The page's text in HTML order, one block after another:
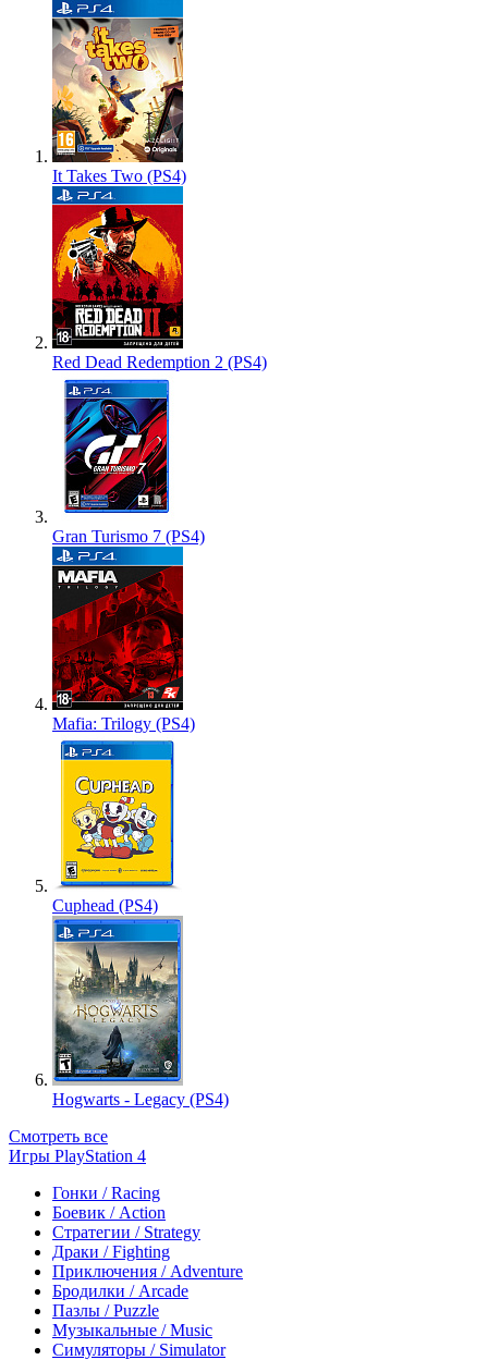
It Takes Two (PS4)
Red Dead Redemption 2 (PS4)
Gran Turismo 7 (PS4)
Mafia: Trilogy (PS4)
Cuphead (PS4)
Hogwarts - Legacy (PS4)
Смотреть все
Игры PlayStation 4
Гонки / Racing
Боевик / Action
Стратегии / Strategy
Драки / Fighting
Приключения / Adventure
Бродилки / Arcade
Пазлы / Puzzle
Музыкальные / Music
Симуляторы / Simulator